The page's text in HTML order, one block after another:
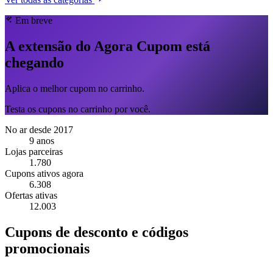
Em breve
A extensão do Agora Cupom está
chegando
Aplica o melhor cupom no carrinho.
Testa os cupons no carrinho por você.
No ar desde 2017
9 anos
Lojas parceiras
1.780
Cupons ativos agora
6.308
Ofertas ativas
12.003
Cupons de desconto e códigos
promocionais